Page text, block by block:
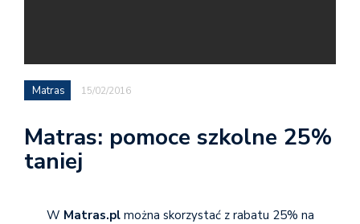
Matras 15/02/2016
Matras: pomoce szkolne 25%
taniej
W Matras.plmożna skorzystać z rabatu 25% na